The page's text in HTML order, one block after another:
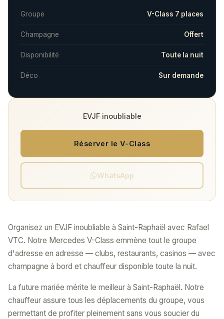
Organisez un EVJF inoubliable à Saint-Raphaël avec Rafael
VTC. Notre Mercedes V-Class emmène tout le groupe
d'adresse en adresse — clubs, restaurants, casinos — avec
champagne à bord et chauffeur disponible toute la nuit.
La future mariée mérite le meilleur à Saint-Raphaël. Notre
chauffeur assure tous les déplacements du groupe, vous
permettant de profiter pleinement sans vous soucier du
Groupe V-Class 7 places
Champagne Offert
Disponibilité Toute la nuit
Déco Sur demande
EVJF inoubliable
Réserver le V-Class
WhatsApp